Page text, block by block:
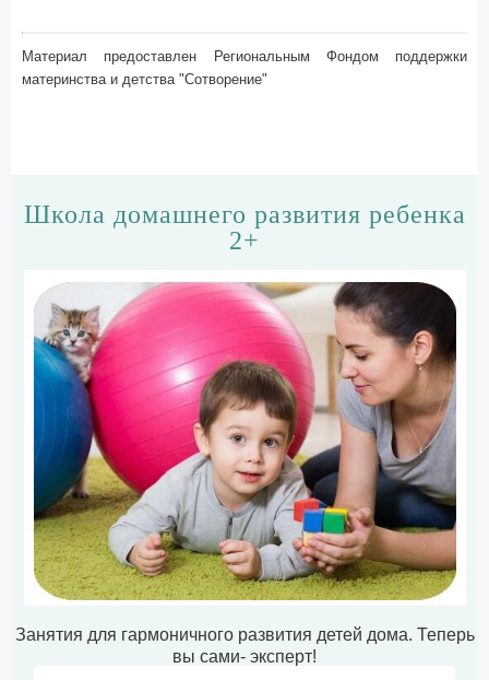
Материал предоставлен Региональным Фондом поддержки
материнства и детства "Сотворение"
Школа домашнего развития ребенка
2+
Занятия для гармоничного развития детей дома. Теперь
вы сами- эксперт!